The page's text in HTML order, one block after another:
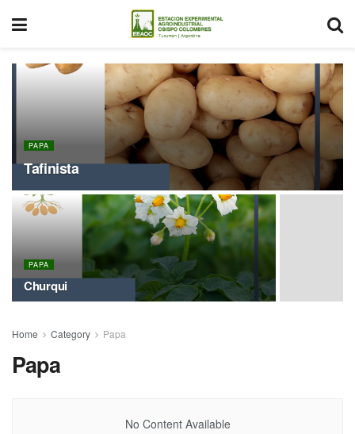
PAPA
Tafinista
PAPA
Churqui
Home Category Papa
Papa
No Content Available